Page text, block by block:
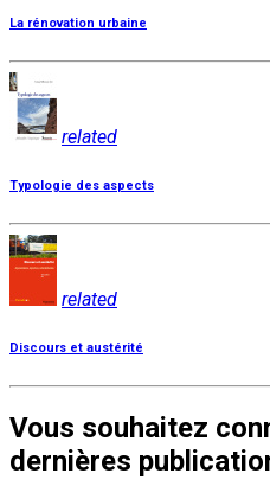
La rénovation urbaine
related
Typologie des aspects
related
Discours et austérité
Vous souhaitez
dernières